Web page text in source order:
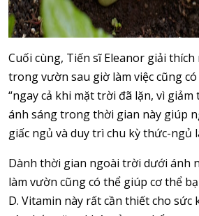
Cuối cùng, Tiến sĩ Eleanor giải
trong vườn sau giờ làm việc cũng
“ngay cả khi mặt trời đã lặn, vì giảm
ánh sáng trong thời gian này giúp
giấc ngủ và duy trì chu kỳ thức-ngủ
Dành thời gian ngoài trời dưới ánh
làm vườn cũng có thể giúp cơ thể
D. Vitamin này rất cần thiết cho sức